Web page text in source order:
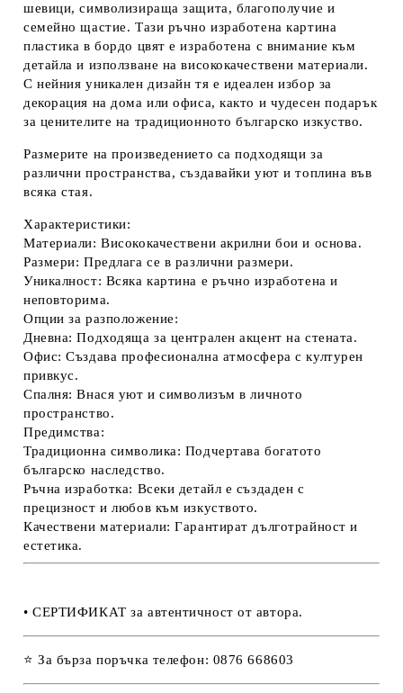
шевици, символизираща защита, благополучие и
семейно щастие. Тази ръчно изработена картина
пластика в бордо цвят е изработена с внимание към
детайла и използване на висококачествени материали.
С нейния уникален дизайн тя е идеален избор за
декорация на дома или офиса, както и чудесен подарък
за ценителите на традиционното българско изкуство.
Размерите на произведението са подходящи за
различни пространства, създавайки уют и топлина във
всяка стая.
Характеристики:
Материали: Висококачествени акрилни бои и основа.
Размери: Предлага се в различни размери.
Уникалност: Всяка картина е ръчно изработена и
неповторима.
Опции за разположение:
Дневна: Подходяща за централен акцент на стената.
Офис: Създава професионална атмосфера с културен
привкус.
Спалня: Внася уют и символизъм в личното
пространство.
Предимства:
Традиционна символика: Подчертава богатото
българско наследство.
Ръчна изработка: Всеки детайл е създаден с
прецизност и любов към изкуството.
Качествени материали: Гарантират дълготрайност и
естетика.
• СЕРТИФИКАТ за автентичност от автора.
⭐ За бърза поръчка телефон: 0876 668603